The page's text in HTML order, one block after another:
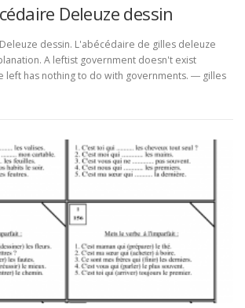
Deleuze dessin
dessin. L'abécédaire de gilles deleuze
A leftist government doesn't exist
left has nothing to do with governments. ― gilles